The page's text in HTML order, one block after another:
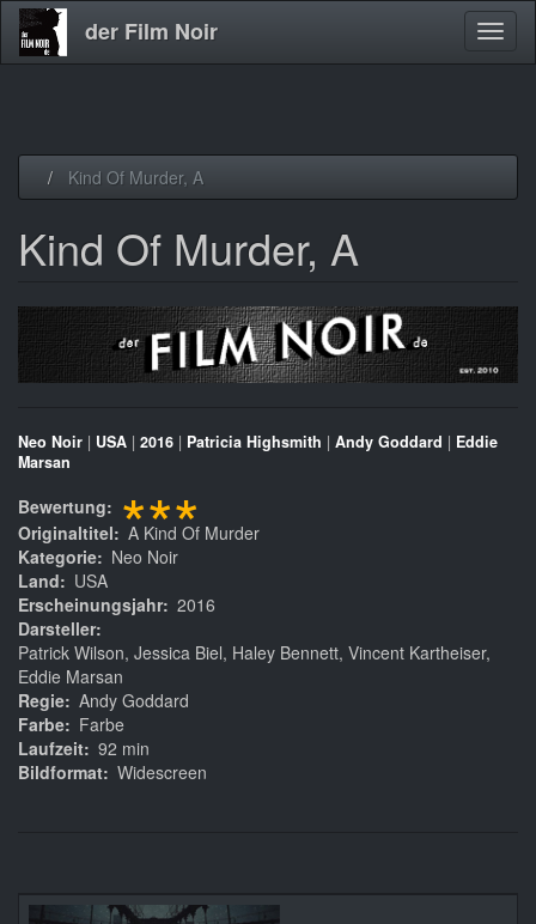
der Film Noir
Kind Of Murder, A
Kind Of Murder, A
Neo Noir | USA | 2016 | Patricia Highsmith | Andy Goddard | Eddie
Marsan
Bewertung ***
Originaltitel
A Kind Of Murder
Kategorie
Neo Noir
Land
USA
Erscheinungsjahr 2016
Darsteller
Patrick Wilson, Jessica Biel, Haley Bennett, Vincent Kartheiser,
Eddie Marsan
Regie Andy Goddard
Farbe
Farbe
Laufzeit 92 min
Bildformat Widescreen